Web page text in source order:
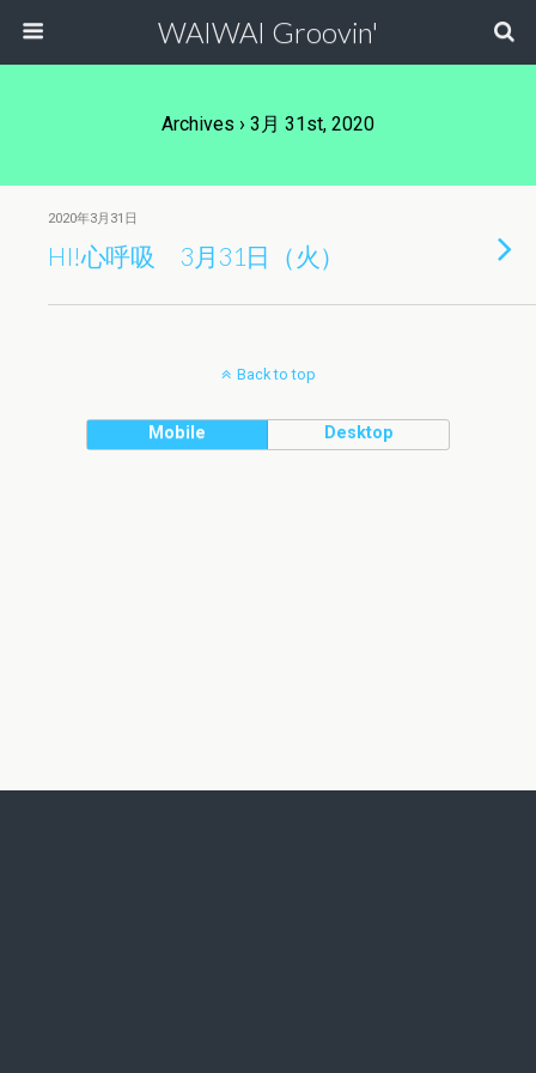
WAIWAI Groovin'
Archives › 3月 31st, 2020
2020年3月31日
HI!心呼吸 3月31日（火）
Back to top
Mobile Desktop